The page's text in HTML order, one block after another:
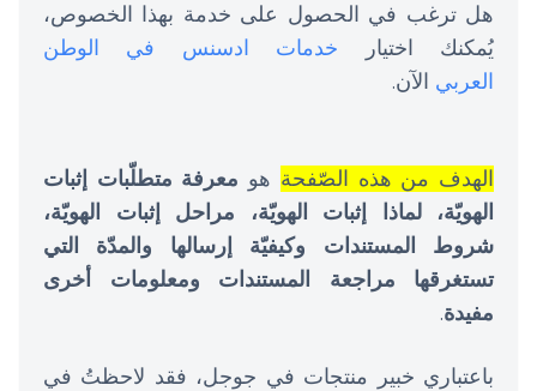
هل ترغب في الحصول على خدمة بهذا الخصوص،
يُمكنك اختيار خدمات ادسنس في الوطن
العربي الآن.
الهدف من هذه الصّفحة هو معرفة متطلّبات إثبات
الهويّة، لماذا إثبات الهويّة، مراحل إثبات الهويّة،
شروط المستندات وكيفيّة إرسالها والمدّة التي
تستغرقها مراجعة المستندات ومعلومات أخرى
مفيدة.
باعتباري خبير منتجات في جوجل، فقد لاحظتُ في